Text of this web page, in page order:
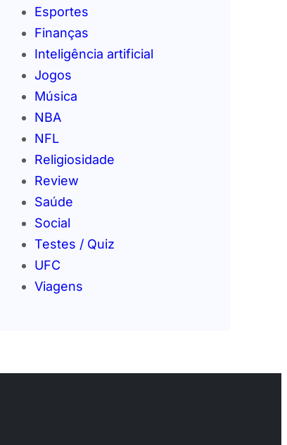
Esportes
Finanças
Inteligência artificial
Jogos
Música
NBA
NFL
Religiosidade
Review
Saúde
Social
Testes / Quiz
UFC
Viagens